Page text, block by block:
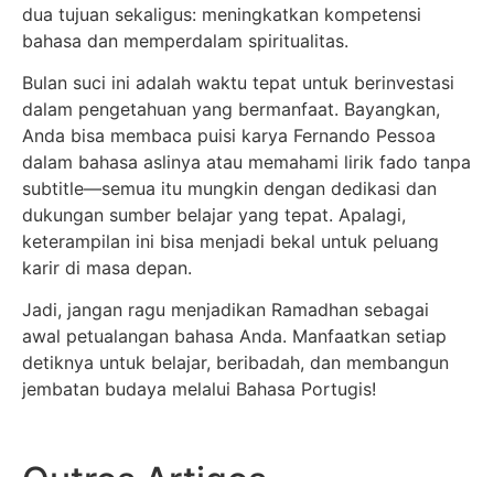
dua tujuan sekaligus: meningkatkan kompetensi
bahasa dan memperdalam spiritualitas.
Bulan suci ini adalah waktu tepat untuk berinvestasi
dalam pengetahuan yang bermanfaat. Bayangkan,
Anda bisa membaca puisi karya Fernando Pessoa
dalam bahasa aslinya atau memahami lirik fado tanpa
subtitle—semua itu mungkin dengan dedikasi dan
dukungan sumber belajar yang tepat. Apalagi,
keterampilan ini bisa menjadi bekal untuk peluang
karir di masa depan.
Jadi, jangan ragu menjadikan Ramadhan sebagai
awal petualangan bahasa Anda. Manfaatkan setiap
detiknya untuk belajar, beribadah, dan membangun
jembatan budaya melalui Bahasa Portugis!